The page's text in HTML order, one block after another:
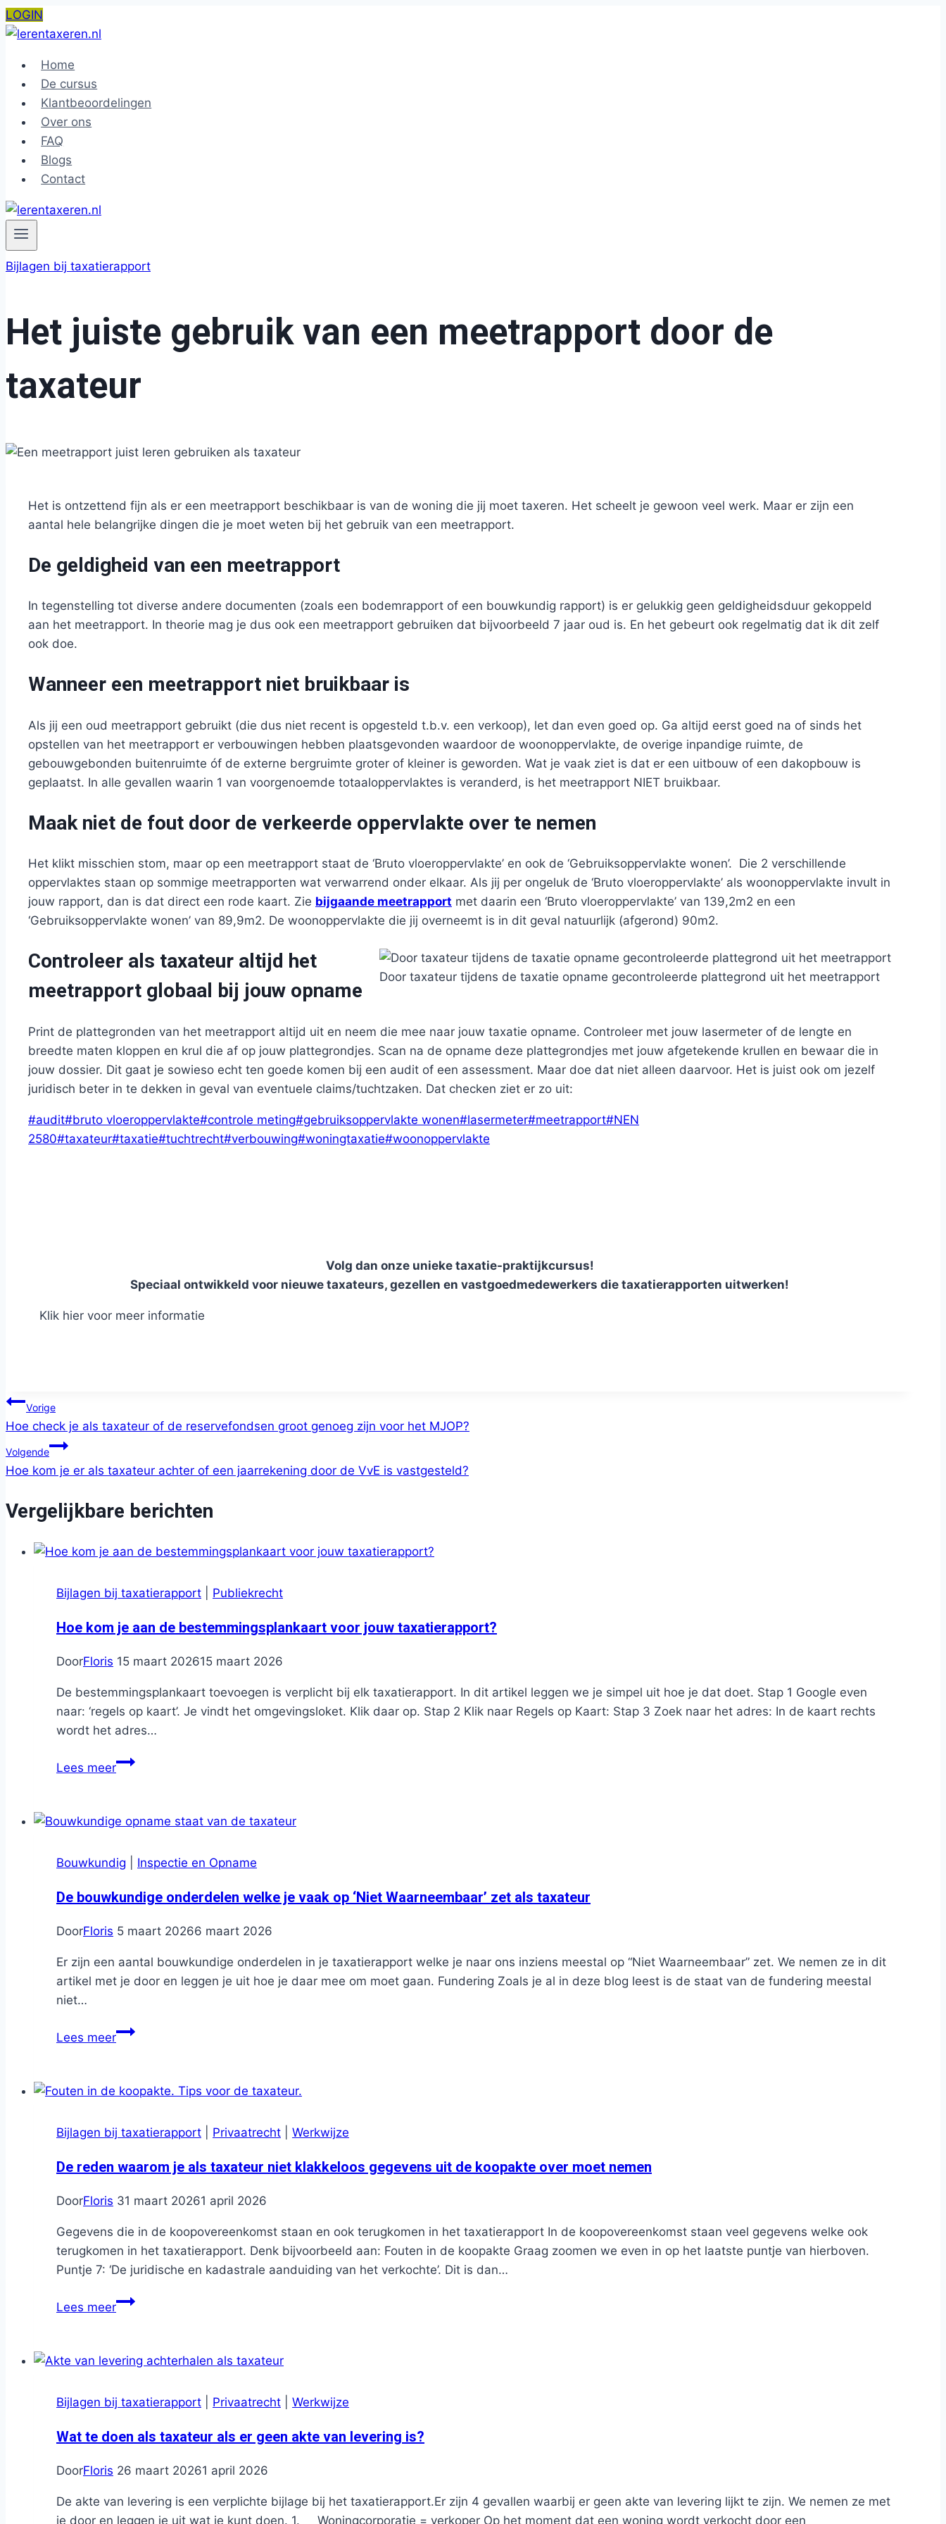
Doorgaan
naar
LOGIN
Home
De cursus
Klantbeoordelingen
Over ons
FAQ
Blogs
Contact
Bijlagen bij taxatierapport
Het juiste gebruik van een meetrapport door de
taxateur
Het is ontzettend fijn als er een meetrapport beschikbaar is van de woning die jij moet taxeren. Het scheelt je gewoon veel werk. Maar er zijn een
aantal hele belangrijke dingen die je moet weten bij het gebruik van een meetrapport.
De geldigheid van een meetrapport
In tegenstelling tot diverse andere documenten (zoals een bodemrapport of een bouwkundig rapport) is er gelukkig geen geldigheidsduur gekoppeld
aan het meetrapport. In theorie mag je dus ook een meetrapport gebruiken dat bijvoorbeeld 7 jaar oud is. En het gebeurt ook regelmatig dat ik dit zelf
ook doe.
Wanneer een meetrapport niet bruikbaar is
Als jij een oud meetrapport gebruikt (die dus niet recent is opgesteld t.b.v. een verkoop), let dan even goed op. Ga altijd eerst goed na of sinds het
opstellen van het meetrapport er verbouwingen hebben plaatsgevonden waardoor de woonoppervlakte, de overige inpandige ruimte, de
gebouwgebonden buitenruimte óf de externe bergruimte groter of kleiner is geworden. Wat je vaak ziet is dat er een uitbouw of een dakopbouw is
geplaatst. In alle gevallen waarin 1 van voorgenoemde totaaloppervlaktes is veranderd, is het meetrapport NIET bruikbaar.
Maak niet de fout door de verkeerde oppervlakte over te nemen
Het klikt misschien stom, maar op een meetrapport staat de ‘Bruto vloeroppervlakte’ en ook de ‘Gebruiksoppervlakte wonen’. Die 2 verschillende
oppervlaktes staan op sommige meetrapporten wat verwarrend onder elkaar. Als jij per ongeluk de ‘Bruto vloeroppervlakte’ als woonoppervlakte invult in
jouw rapport, dan is dat direct een rode kaart. Zie bijgaande meetrapport met daarin een ‘Bruto vloeroppervlakte’ van 139,2m2 en een
‘Gebruiksoppervlakte wonen’ van 89,9m2. De woonoppervlakte die jij overneemt is in dit geval natuurlijk (afgerond) 90m2.
Door taxateur tijdens de taxatie opname gecontroleerde plattegrond uit het meetrapport
Controleer als taxateur altijd het
meetrapport globaal bij jouw opname
Print de plattegronden van het meetrapport altijd uit en neem die mee naar jouw taxatie opname. Controleer met jouw lasermeter of de lengte en
breedte maten kloppen en krul die af op jouw plattegrondjes. Scan na de opname deze plattegrondjes met jouw afgetekende krullen en bewaar die in
jouw dossier. Dit gaat je sowieso echt ten goede komen bij een audit of een assessment. Maar doe dat niet alleen daarvoor. Het is juist ook om jezelf
juridisch beter in te dekken in geval van eventuele claims/tuchtzaken. Dat checken ziet er zo uit:
Bericht
tags:
#audit#bruto vloeroppervlakte#controle meting#gebruiksoppervlakte wonen#lasermeter#meetrapport#NEN
2580#taxateur#taxatie#tuchtrecht#verbouwing#woningtaxatie#woonoppervlakte
Volg dan onze unieke taxatie-praktijkcursus!
Speciaal ontwikkeld voor nieuwe taxateurs, gezellen en vastgoedmedewerkers die taxatierapporten uitwerken!
Klik hier voor meer informatie
Bericht
navigatie
Vorige
Hoe check je als taxateur of de reservefondsen groot genoeg zijn voor het MJOP?
Volgende
Hoe kom je er als taxateur achter of een jaarrekening door de VvE is vastgesteld?
Vergelijkbare berichten
Bijlagen bij taxatierapport Publiekrecht
Hoe kom je aan de bestemmingsplankaart voor jouw taxatierapport?
DoorFloris 15 maart 202615 maart 2026
De bestemmingsplankaart toevoegen is verplicht bij elk taxatierapport. In dit artikel leggen we je simpel uit hoe je dat doet. Stap 1 Google even
naar: ‘regels op kaart’. Je vindt het omgevingsloket. Klik daar op. Stap 2 Klik naar Regels op Kaart: Stap 3 Zoek naar het adres: In de kaart rechts
wordt het adres…
Lees meerHoe
aan
bestemmingsplankaart
jouw
Bouwkundig Inspectie en Opname
De bouwkundige onderdelen welke je vaak op ‘Niet Waarneembaar’ zet als taxateur
DoorFloris 5 maart 20266 maart 2026
Er zijn een aantal bouwkundige onderdelen in je taxatierapport welke je naar ons inziens meestal op “Niet Waarneembaar” zet. We nemen ze in dit
artikel met je door en leggen je uit hoe je daar mee om moet gaan. Fundering Zoals je al in deze blog leest is de staat van de fundering meestal
niet…
Lees meerDe
welke
vaak
‘Niet
zet
taxateur
Bijlagen bij taxatierapport Privaatrecht Werkwijze
De reden waarom je als taxateur niet klakkeloos gegevens uit de koopakte over moet nemen
DoorFloris 31 maart 20261 april 2026
Gegevens die in de koopovereenkomst staan en ook terugkomen in het taxatierapport In de koopovereenkomst staan veel gegevens welke ook
terugkomen in het taxatierapport. Denk bijvoorbeeld aan: Fouten in de koopakte Graag zoomen we even in op het laatste puntje van hierboven.
Puntje 7: ‘De juridische en kadastrale aanduiding van het verkochte’. Dit is dan…
Lees meerDe
je
taxateur
klakkeloos
uit
koopakte
Bijlagen bij taxatierapport Privaatrecht Werkwijze
Wat te doen als taxateur als er geen akte van levering is?
DoorFloris 26 maart 20261 april 2026
De akte van levering is een verplichte bijlage bij het taxatierapport.Er zijn 4 gevallen waarbij er geen akte van levering lijkt te zijn. We nemen ze met
je door en leggen je uit wat je kunt doen. 1. Woningcorporatie = verkoper Op het moment dat een woning wordt verkocht door een